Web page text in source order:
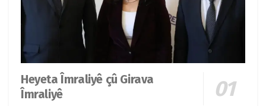
Heyeta Îmraliyê çû Girava
Îmraliyê